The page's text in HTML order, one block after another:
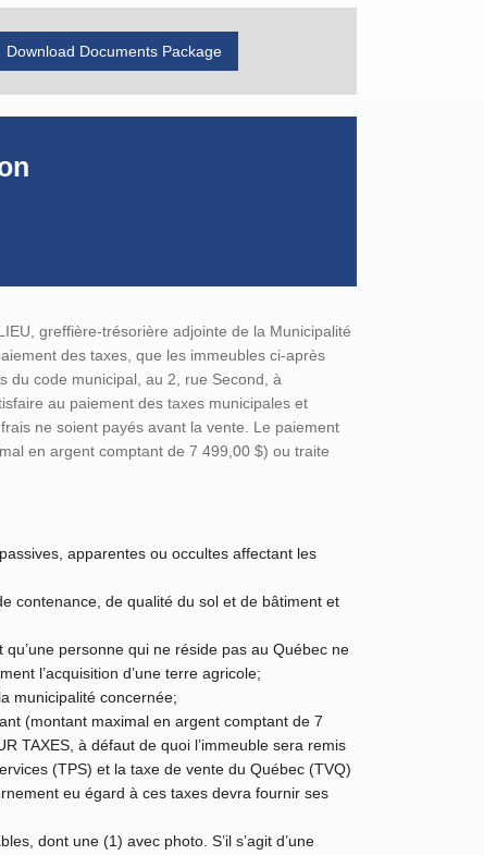
Download Documents Package
greffière-trésorière adjointe de la Municipalité
des taxes, que les immeubles ci-après
du code municipal, au 2, rue Second, à
au paiement des taxes municipales et
ne soient payés avant la vente. Le paiement
en argent comptant de 7 499,00 $) ou traite
apparentes ou occultes affectant les
contenance, de qualité du sol et de bâtiment et
personne qui ne réside pas au Québec ne
l’acquisition d’une terre agricole;
municipalité concernée;
(montant maximal en argent comptant de 7
TAXES, à défaut de quoi l’immeuble sera remis
(TPS) et la taxe de vente du Québec (TVQ)
eu égard à ces taxes devra fournir ses
dont une (1) avec photo. S’il s’agit d’une